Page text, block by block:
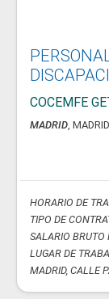
COCEMFE
MADRID, MADRID
HORARIO DE
TIPO DE
SALARIO
LUGAR DE
MADRID, CALLE